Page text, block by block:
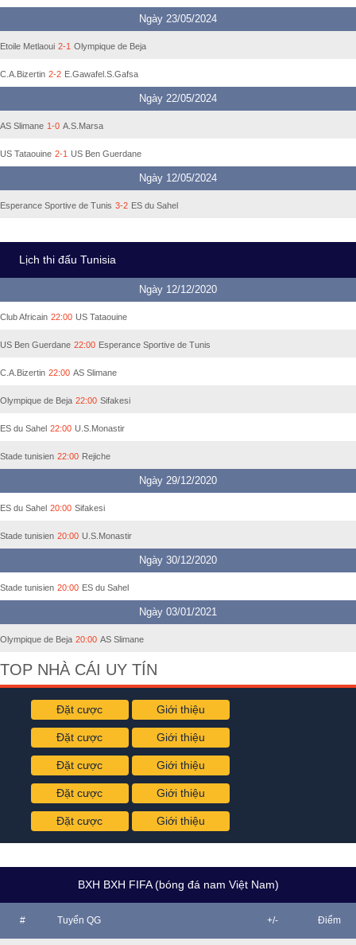
Ngày 23/05/2024
Etoile Metlaoui 2-1 Olympique de Beja
C.A.Bizertin 2-2 E.Gawafel.S.Gafsa
Ngày 22/05/2024
AS Slimane 1-0 A.S.Marsa
US Tataouine 2-1 US Ben Guerdane
Ngày 12/05/2024
Esperance Sportive de Tunis 3-2 ES du Sahel
Lịch thi đấu Tunisia
Ngày 12/12/2020
Club Africain 22:00 US Tataouine
US Ben Guerdane 22:00 Esperance Sportive de Tunis
C.A.Bizertin 22:00 AS Slimane
Olympique de Beja 22:00 Sifakesi
ES du Sahel 22:00 U.S.Monastir
Stade tunisien 22:00 Rejiche
Ngày 29/12/2020
ES du Sahel 20:00 Sifakesi
Stade tunisien 20:00 U.S.Monastir
Ngày 30/12/2020
Stade tunisien 20:00 ES du Sahel
Ngày 03/01/2021
Olympique de Beja 20:00 AS Slimane
TOP NHÀ CÁI UY TÍN
Đặt cược Giới thiệu
Đặt cược Giới thiệu
Đặt cược Giới thiệu
Đặt cược Giới thiệu
Đặt cược Giới thiệu
BXH BXH FIFA (bóng đá nam Việt Nam)
# Tuyển QG +/- Điểm